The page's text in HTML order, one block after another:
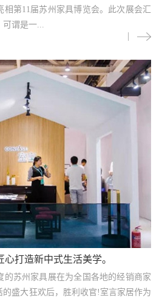
第11届苏州家具博览会。此次展会汇
可谓是一...
打造新中式生活美学。
的苏州家具展在为全国各地的经销商家
盛大狂欢后，胜利收官!室言家居作为